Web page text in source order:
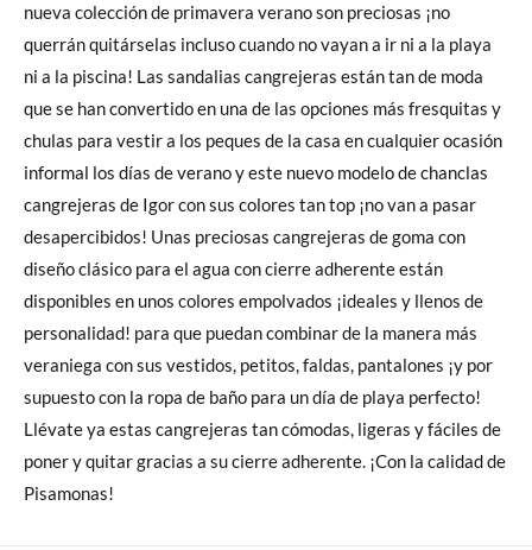
nueva colección de primavera verano son preciosas ¡no
querrán quitárselas incluso cuando no vayan a ir ni a la playa
ni a la piscina! Las sandalias cangrejeras están tan de moda
que se han convertido en una de las opciones más fresquitas y
chulas para vestir a los peques de la casa en cualquier ocasión
informal los días de verano y este nuevo modelo de chanclas
cangrejeras de Igor con sus colores tan top ¡no van a pasar
desapercibidos! Unas preciosas cangrejeras de goma con
diseño clásico para el agua con cierre adherente están
disponibles en unos colores empolvados ¡ideales y llenos de
personalidad! para que puedan combinar de la manera más
veraniega con sus vestidos, petitos, faldas, pantalones ¡y por
supuesto con la ropa de baño para un día de playa perfecto!
Llévate ya estas cangrejeras tan cómodas, ligeras y fáciles de
poner y quitar gracias a su cierre adherente. ¡Con la calidad de
Pisamonas!